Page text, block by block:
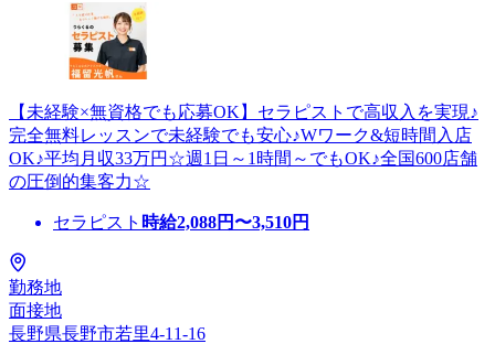
【未経験×無資格でも応募OK】セラピストで高収入を実現♪
完全無料レッスンで未経験でも安心♪Wワーク&短時間入店
OK♪平均月収33万円☆週1日～1時間～でもOK♪全国600店舗
の圧倒的集客力☆
セラピスト 時給2,088円〜3,510円
勤務地
面接地
長野県長野市若里4-11-16